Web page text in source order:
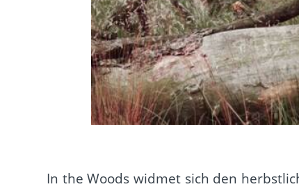
In the Woods widmet sich den